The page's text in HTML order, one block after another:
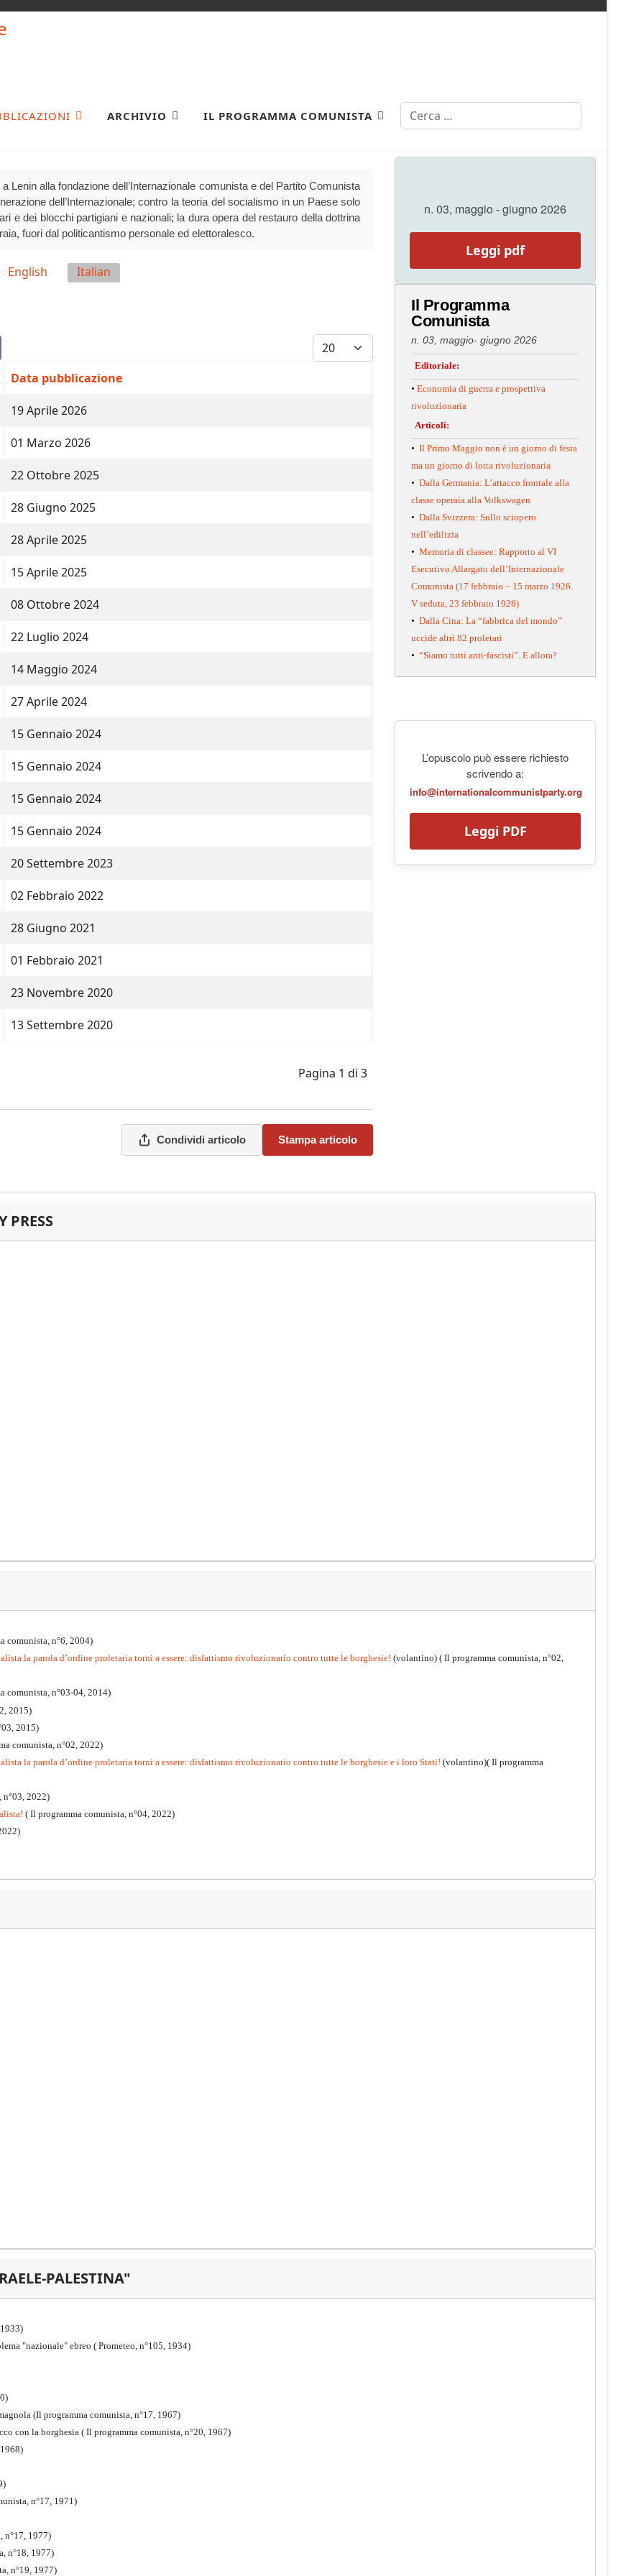
ARCHIVIO IL PROGRAMMA COMUNISTA Cerca
Lenin alla fondazione dell’Internazionale comunista e del Partito Comunista
dell’Internazionale; contro la teoria del socialismo in un Paese solo
e dei blocchi partigiani e nazionali; la dura opera del restauro della dottrina
fuori dal politicantismo personale ed elettoralesco.
English Italian
Visualizza #
Data pubblicazione
19 Aprile 2026
01 Marzo 2026
22 Ottobre 2025
28 Giugno 2025
28 Aprile 2025
15 Aprile 2025
08 Ottobre 2024
22 Luglio 2024
14 Maggio 2024
27 Aprile 2024
15 Gennaio 2024
15 Gennaio 2024
15 Gennaio 2024
15 Gennaio 2024
20 Settembre 2023
02 Febbraio 2022
28 Giugno 2021
01 Febbraio 2021
23 Novembre 2020
13 Settembre 2020
Pagina 1 di 3
Condividi articolo Stampa articolo
n. 03, maggio - giugno 2026
Leggi pdf
Il Programma
Comunista
n. 03, maggio- giugno 2026
Editoriale:
• Economia di guerra e prospettiva
rivoluzionaria
Articoli:
• Il Primo Maggio non è un giorno di festa
ma un giorno di lotta rivoluzionaria
• Dalla Germania: L’attacco frontale alla
classe operaia alla Volkswagen
• Dalla Svizzera: Sullo sciopero
nell’edilizia
• Memoria di classee: Rapporto al VI
Esecutivo Allargato dell’Internazionale
Comunista (17 febbraio – 15 marzo 1926.
V seduta, 23 febbraio 1926)
• Dalla Cina: La “fabbrica del mondo”
uccide altri 82 proletari
• “Siamo tutti anti-fascisti”. E allora?
L’opuscolo può essere richiesto
scrivendo a:
info@internationalcommunistparty.org
Leggi PDF
PRESS
comunista, n°6, 2004)
la parola d’ordine proletaria torni a essere: disfattismo rivoluzionario contro tutte le borghesie! (volantino) ( Il programma comunista, n°02,
comunista, n°03-04, 2014)
2015)
2015)
comunista, n°02, 2022)
la parola d’ordine proletaria torni a essere: disfattismo rivoluzionario contro tutte le borghesie e i loro Stati! (volantino)( Il programma
n°03, 2022)
( Il programma comunista, n°04, 2022)
PALESTINA"
"nazionale" ebreo ( Prometeo, n°105, 1934)
(Il programma comunista, n°17, 1967)
con la borghesia ( Il programma comunista, n°20, 1967)
n°17, 1971)
n°17, 1977)
n°18, 1977)
n°19, 1977)